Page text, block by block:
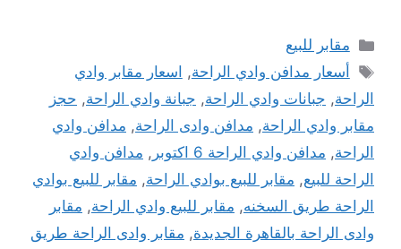
التصنيفات
مقابر للبيع
الوسوم
أسعار مدافن وادي الراحة, اسعار مقابر وادي
الراحة, جبانات وادي الراحة, جبانة وادي الراحة, حجز
مقابر وادي الراحة, مدافن وادى الراحة, مدافن وادي
الراحة, مدافن وادي الراحة 6 اكتوبر , مدافن وادي
الراحة للبيع, مقابر للبيع بوادي الراحة, مقابر للبيع بوادي
الراحة طريق السخنه, مقابر للبيع وادي الراحة, مقابر
وادى الراحة بالقاهرة الجديدة, مقابر وادى الراحة طريق